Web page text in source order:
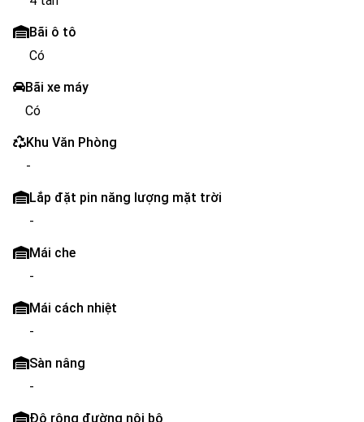
Bãi ô tô
Có
Bãi xe máy
Có
Khu Văn Phòng
-
Lắp đặt pin năng lượng mặt trời
-
Mái che
-
Mái cách nhiệt
-
Sàn nâng
-
Độ rộng đường nội bộ